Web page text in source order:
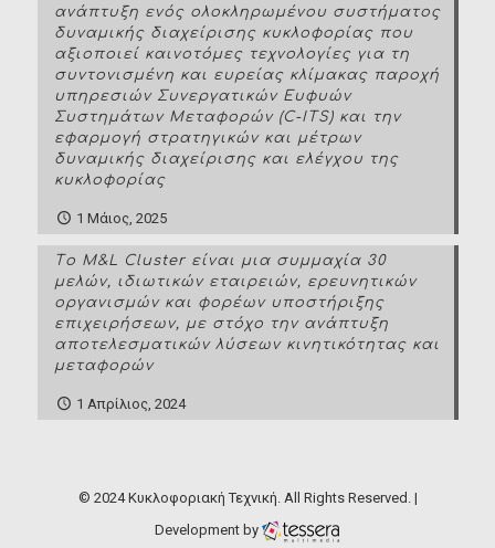
ανάπτυξη ενός ολοκληρωμένου συστήματος
δυναμικής διαχείρισης κυκλοφορίας που
αξιοποιεί καινοτόμες τεχνολογίες για τη
συντονισμένη και ευρείας κλίμακας παροχή
υπηρεσιών Συνεργατικών Ευφυών
Συστημάτων Μεταφορών (C-ITS) και την
εφαρμογή στρατηγικών και μέτρων
δυναμικής διαχείρισης και ελέγχου της
κυκλοφορίας
1 Μάιος, 2025
Tο M&L Cluster είναι μια συμμαχία 30
μελών, ιδιωτικών εταιρειών, ερευνητικών
οργανισμών και φορέων υποστήριξης
επιχειρήσεων, με στόχο την ανάπτυξη
αποτελεσματικών λύσεων κινητικότητας και
μεταφορών
1 Απρίλιος, 2024
© 2024 Κυκλοφοριακή Τεχνική. All Rights Reserved. |
Development by